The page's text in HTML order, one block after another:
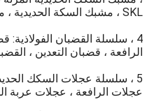
SKL ، مشبك السكة الحديدية ، مشبك قفل القياس إلخ
4 ، سلسلة القضبان
الرافعة ، قضبان التعدين ،
5 ، سلسلة عجلات السكك
عجلات الرافعة ، عجلات عربة